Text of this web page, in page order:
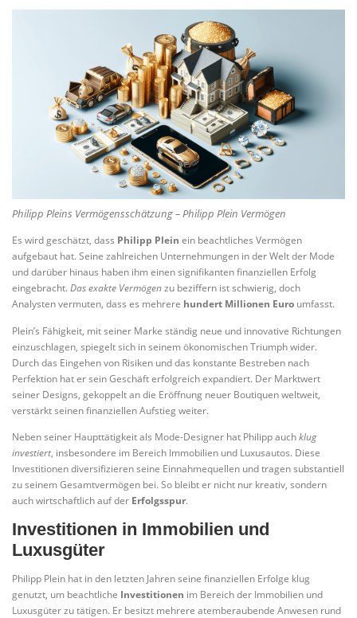
Philipp Pleins Vermögensschätzung – Philipp Plein Vermögen
Es wird geschätzt, dass Philipp Plein ein beachtliches Vermögen
aufgebaut hat. Seine zahlreichen Unternehmungen in der Welt der Mode
und darüber hinaus haben ihm einen signifikanten finanziellen Erfolg
eingebracht. Das exakte Vermögenzu beziffern ist schwierig, doch
Analysten vermuten, dass es mehrere hundert Millionen Euro umfasst.
Plein’s Fähigkeit, mit seiner Marke ständig neue und innovative Richtungen
einzuschlagen, spiegelt sich in seinem ökonomischen Triumph wider.
Durch das Eingehen von Risiken und das konstante Bestreben nach
Perfektion hat er sein Geschäft erfolgreich expandiert. Der Marktwert
seiner Designs, gekoppelt an die Eröffnung neuer Boutiquen weltweit,
verstärkt seinen finanziellen Aufstieg weiter.
Neben seiner Haupttätigkeit als Mode-Designer hat Philipp auchklug
investiert, insbesondere im Bereich Immobilien und Luxusautos. Diese
Investitionen diversifizieren seine Einnahmequellen und tragen substantiell
zu seinem Gesamtvermögen bei. So bleibt er nicht nur kreativ, sondern
auch wirtschaftlich auf der Erfolgsspur.
Investitionen in Immobilien und
Luxusgüter
Philipp Plein hat in den letzten Jahren seine finanziellen Erfolge klug
genutzt, um beachtliche Investitionen im Bereich der Immobilien und
Luxusgüter zu tätigen. Er besitzt mehrere atemberaubende Anwesen rund